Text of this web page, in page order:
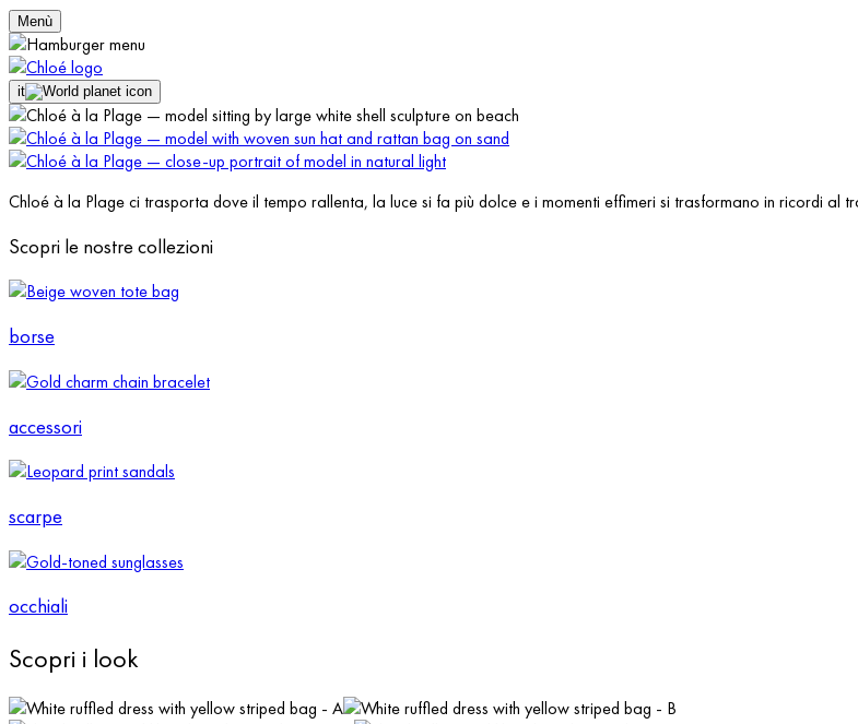
Menù
it
Chloé à la Plage ci trasporta dove il tempo rallenta, la luce si fa più dolce e i momenti effimeri si trasformano in ricordi
Scopri le nostre collezioni
borse
accessori
scarpe
occhiali
Scopri i look